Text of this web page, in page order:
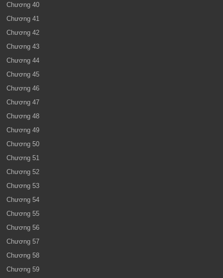
Chương 40
Chương 41
Chương 42
Chương 43
Chương 44
Chương 45
Chương 46
Chương 47
Chương 48
Chương 49
Chương 50
Chương 51
Chương 52
Chương 53
Chương 54
Chương 55
Chương 56
Chương 57
Chương 58
Chương 59